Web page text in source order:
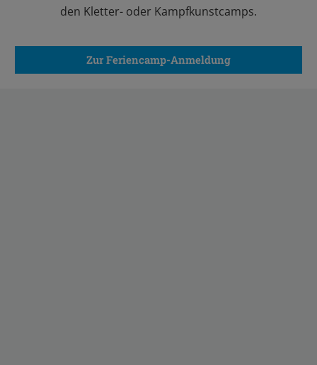
den Kletter- oder Kampfkunstcamps.
Zur Feriencamp-Anmeldung